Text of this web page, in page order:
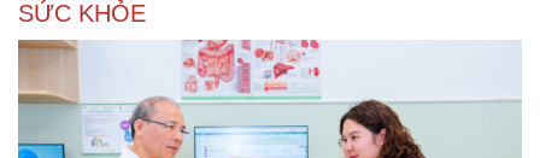
SỨC KHỎE